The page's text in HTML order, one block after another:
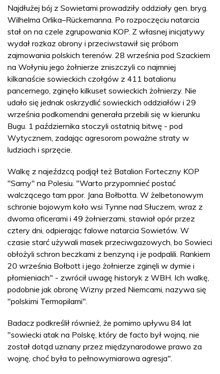
Najdłużej bój z Sowietami prowadziły oddziały gen. bryg.
Wilhelma Orlika–Rückemanna. Po rozpoczęciu natarcia
stał on na czele zgrupowania KOP. Z własnej inicjatywy
wydał rozkaz obrony i przeciwstawił się próbom
zajmowania polskich terenów. 28 września pod Szackiem
na Wołyniu jego żołnierze zniszczyli co najmniej
kilkanaście sowieckich czołgów z 411 batalionu
pancernego, zginęło kilkuset sowieckich żołnierzy. Nie
udało się jednak oskrzydlić sowieckich oddziałów i 29
września podkomendni generała przebili się w kierunku
Bugu. 1 października stoczyli ostatnią bitwę - pod
Wytycznem, zadając agresorom poważne straty w
ludziach i sprzęcie.
Walkę z najeźdzcą podjął też Batalion Forteczny KOP
"Sarny" na Polesiu. "Warto przypomnieć postać
walczącego tam ppor. Jana Bołbotta. W żelbetonowym
schronie bojowym koło wsi Tynne nad Słuczem, wraz z
dwoma oficerami i 49 żołnierzami, stawiał opór przez
cztery dni, odpierając falowe natarcia Sowietów. W
czasie starć używali masek przeciwgazowych, bo Sowieci
obłożyli schron beczkami z benzyną i je podpalili. Rankiem
20 września Bołbott i jego żołnierze zginęli w dymie i
płomieniach" - zwrócił uwagę historyk z WBH. Ich walkę,
podobnie jak obronę Wizny przed Niemcami, nazywa się
"polskimi Termopilami".
Badacz podkreślił również, że pomimo upływu 84 lat
"sowiecki atak na Polskę, który de facto był wojną, nie
został dotąd uznany przez międzynarodowe prawo za
wojnę, choć była to pełnowymiarowa agresja".